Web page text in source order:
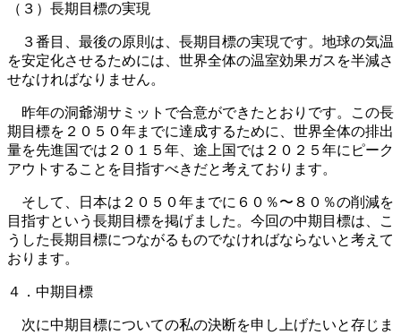
（３）長期目標の実現
３番目、最後の原則は、長期目標の実現です。地球の気温
を安定化させるためには、世界全体の温室効果ガスを半減さ
せなければなりません。
昨年の洞爺湖サミットで合意ができたとおりです。この長
期目標を２０５０年までに達成するために、世界全体の排出
量を先進国では２０１５年、途上国では２０２５年にピーク
アウトすることを目指すべきだと考えております。
そして、日本は２０５０年までに６０％〜８０％の削減を
目指すという長期目標を掲げました。今回の中期目標は、こ
うした長期目標につながるものでなければならないと考えて
おります。
４．中期目標
次に中期目標についての私の決断を申し上げたいと存じま